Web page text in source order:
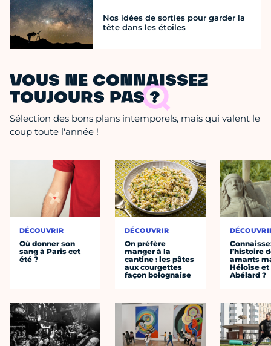
Nos idées de sorties pour garder la
tête dans les étoiles
VOUS NE CONNAISSEZ
TOUJOURS PAS ?
Sélection des bons plans intemporels, mais qui valent le
coup toute l'année !
DÉCOUVRIR
Où donner son
sang à Paris cet
été ?
DÉCOUVRIR
On préfère
manger à la
cantine : les pâtes
aux courgettes
façon bolognaise
l’histoire
amants
Héloïse et
Abélard ?